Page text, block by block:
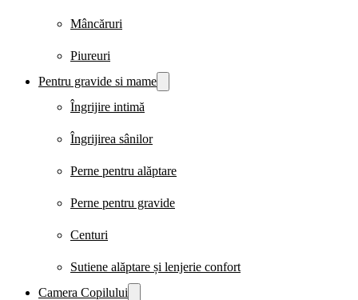
Mâncăruri
Piureuri
Pentru gravide si mame
Îngrijire intimă
Îngrijirea sânilor
Perne pentru alăptare
Perne pentru gravide
Centuri
Sutiene alăptare și lenjerie confort
Camera Copilului